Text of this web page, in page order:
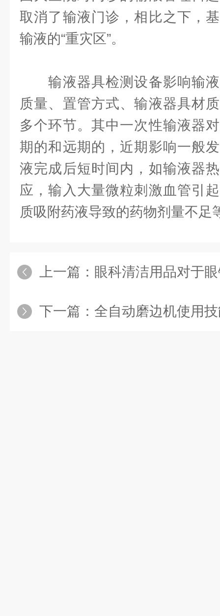
取消了输液门诊，相比之下，
输液的“重灾区”。
输液器具检测设备影响输液
质量、置管方式、输液器具材
多个环节。其中一次性输液器
期的和远期的，近期影响一般
液完成后短时间内，如输液器
应，输入大量微粒刺激血管引
质吸附药液导致的药物剂量不足
上一篇： 眼科清洁用品对于
下一篇： 全自动磨边机使用